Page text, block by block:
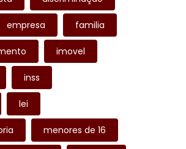
empresa familia
imovel
inss
lei
menores de 16